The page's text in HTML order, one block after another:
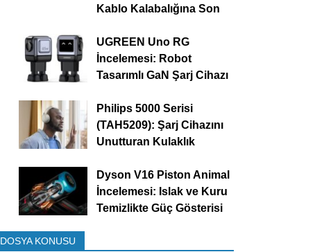
Kablo Kalabalığına Son
UGREEN Uno RG
İncelemesi: Robot
Tasarımlı GaN Şarj Cihazı
Philips 5000 Serisi
(TAH5209): Şarj Cihazını
Unutturan Kulaklık
Dyson V16 Piston Animal
İncelemesi: Islak ve Kuru
Temizlikte Güç Gösterisi
DOSYA KONUSU